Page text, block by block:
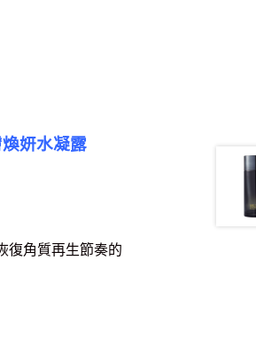
妍水凝露
復角質再生節奏的